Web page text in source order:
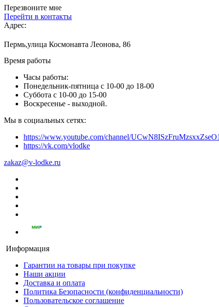
Перезвоните мне
Перейти в контакты
Адрес:
Пермь,улица Космонавта Леонова, 86
Время работы
Часы работы:
Понедельник-пятница с 10-00 до 18-00
Суббота с 10-00 до 15-00
Воскресенье - выходной.
Мы в социальных сетях:
https://www.youtube.com/channel/
https://vk.com/vlodke
zakaz@v-lodke.ru
Информация
Гарантии на товары при покупке
Наши акции
Доставка и оплата
Политика Безопасности (конфиденциальности)
Пользовательское соглашение